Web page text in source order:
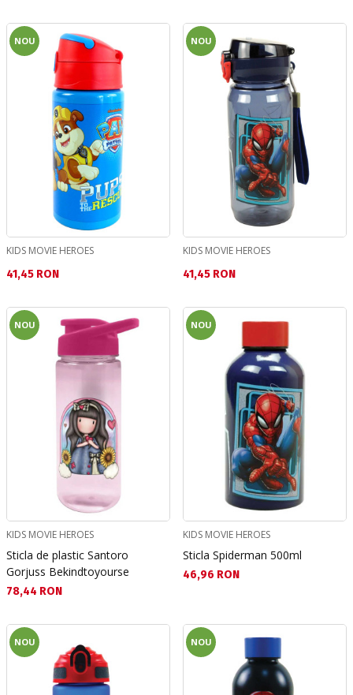
NOU
KIDS MOVIE HEROES
Текуща цена:
41,45 RON
NOU
KIDS MOVIE HEROES
Текуща цена:
41,45 RON
NOU
KIDS MOVIE HEROES
Sticla de plastic Santoro
Gorjuss Bekindtoyourse
Текуща цена:
78,44 RON
NOU
KIDS MOVIE HEROES
Sticla Spiderman 500ml
Текуща цена:
46,96 RON
NOU NOU